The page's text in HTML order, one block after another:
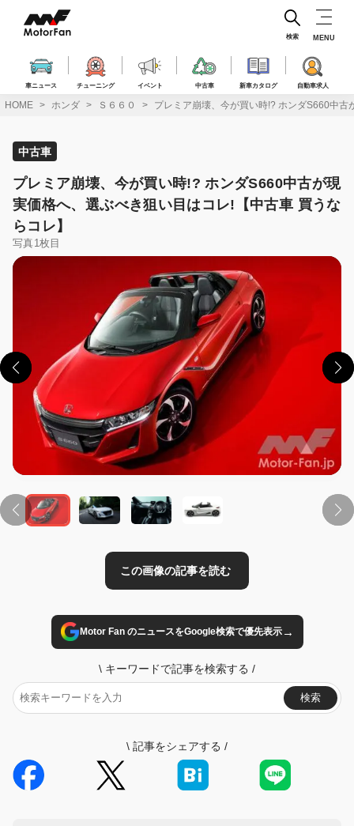
ス
車ニュース チューニング イベント 中古車 新車カタログ 自動車求人
検索 MENU
HOME ホンダ Ｓ６６０ プレミア崩壊、今が買い時!? ホンダS660中
中古車
プレミア崩壊、今が買い時!? ホンダS660中古が現
実価格へ、選ぶべき狙い目はコレ!【中古車 買うな
らコレ】
写真1枚目
この画像の記事を読む
Motor Fan のニュースをGoogle検索で優先表示→
\ キーワードで記事を検索する /
検索
\ 記事をシェアする /